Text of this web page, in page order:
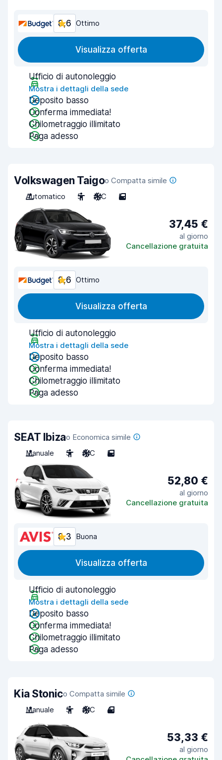
8,6 Ottimo
Visualizza offerta
Ufficio di autonoleggio
Mostra i dettagli della sede
Deposito basso
Conferma immediata!
Chilometraggio illimitato
Paga adesso
Volkswagen Taigoo Compatta simile
Automatico
5 A/C 5
37,45 €
al giorno
Cancellazione gratuita
8,6 Ottimo
Visualizza offerta
Ufficio di autonoleggio
Mostra i dettagli della sede
Deposito basso
Conferma immediata!
Chilometraggio illimitato
Paga adesso
SEAT Ibizao Economica simile
Manuale
5 A/C 5
52,80 €
al giorno
Cancellazione gratuita
8,3 Buona
Visualizza offerta
Ufficio di autonoleggio
Mostra i dettagli della sede
Deposito basso
Conferma immediata!
Chilometraggio illimitato
Paga adesso
Kia Stonico Compatta simile
Manuale
5 A/C 4
53,33 €
al giorno